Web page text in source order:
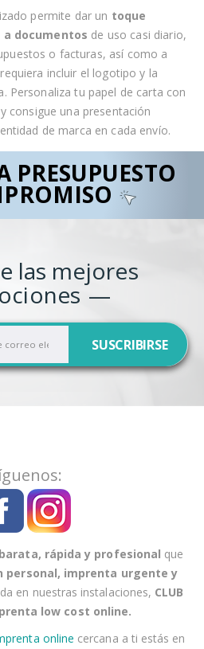
permite dar un toque
documentos de uso casi diario,
o facturas, así como a
incluir el logotipo y la
Personaliza tu papel de carta con
consigue una presentación
de marca en cada envío.
PRESUPUESTO
las mejores
SUSCRIBIRSE
rápida y profesional que
personal, imprenta urgente y
en nuestras instalaciones, CLUB
low cost online.
online cercana a ti estás en